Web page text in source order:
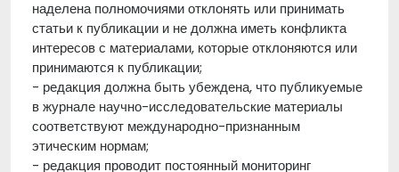
наделена полномочиями отклонять или принимать
статьи к публикации и не должна иметь конфликта
интересов с материалами, которые отклоняются или
принимаются к публикации;
- редакция должна быть убеждена, что публикуемые
в журнале научно-исследовательские материалы
соответствуют международно-признанным
этическим нормам;
- редакция проводит постоянный мониторинг